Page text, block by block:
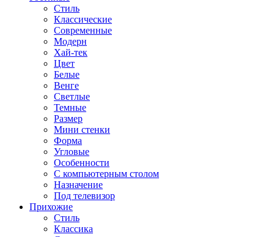
Стиль
Классические
Современные
Модерн
Хай-тек
Цвет
Белые
Венге
Светлые
Темные
Размер
Мини стенки
Форма
Угловые
Особенности
С компьютерным столом
Назначение
Под телевизор
Прихожие
Стиль
Классика